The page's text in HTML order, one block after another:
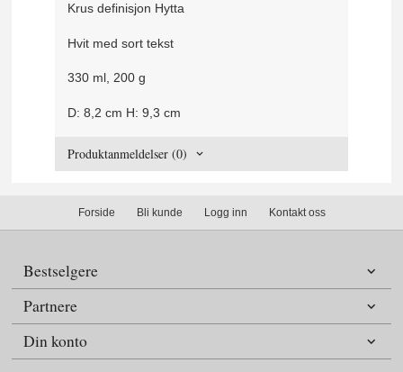
Krus definisjon Hytta
Hvit med sort tekst
330 ml, 200 g
D: 8,2 cm H: 9,3 cm
Produktanmeldelser (0)
Forside Bli kunde Logg inn Kontakt oss
Bestselgere
Partnere
Din konto